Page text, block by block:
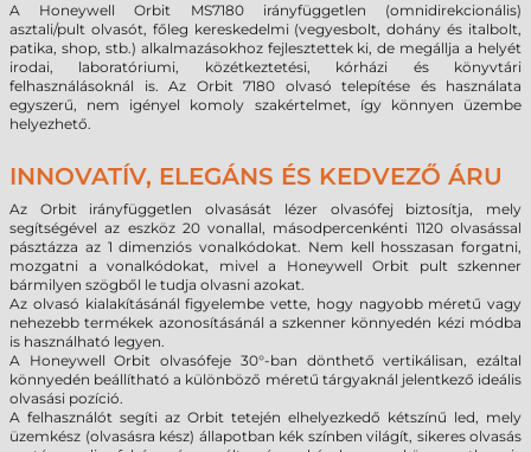
A Honeywell Orbit MS7180 irányfüggetlen (omnidirekcionális)
asztali/pult olvasót, főleg kereskedelmi (vegyesbolt, dohány és italbolt,
patika, shop, stb.) alkalmazásokhoz fejlesztettek ki, de megállja a helyét
irodai, laboratóriumi, közétkeztetési, kórházi és könyvtári
felhasználásoknál is. Az Orbit 7180 olvasó telepítése és használata
egyszerű, nem igényel komoly szakértelmet, így könnyen üzembe
helyezhető.
INNOVATÍV, ELEGÁNS ÉS KEDVEZŐ ÁRU
Az Orbit irányfüggetlen olvasását lézer olvasófej biztosítja, mely
segítségével az eszköz 20 vonallal, másodpercenkénti 1120 olvasással
pásztázza az 1 dimenziós vonalkódokat. Nem kell hosszasan forgatni,
mozgatni a vonalkódokat, mivel a Honeywell Orbit pult szkenner
bármilyen szögből le tudja olvasni azokat.
Az olvasó kialakításánál figyelembe vette, hogy nagyobb méretű vagy
nehezebb termékek azonosításánál a szkenner könnyedén kézi módba
is használható legyen.
A Honeywell Orbit olvasófeje 30°-ban dönthető vertikálisan, ezáltal
könnyedén beállítható a különböző méretű tárgyaknál jelentkező ideális
olvasási pozíció.
A felhasználót segíti az Orbit tetején elhelyezkedő kétszínű led, mely
üzemkész (olvasásra kész) állapotban kék színben világít, sikeres olvasás